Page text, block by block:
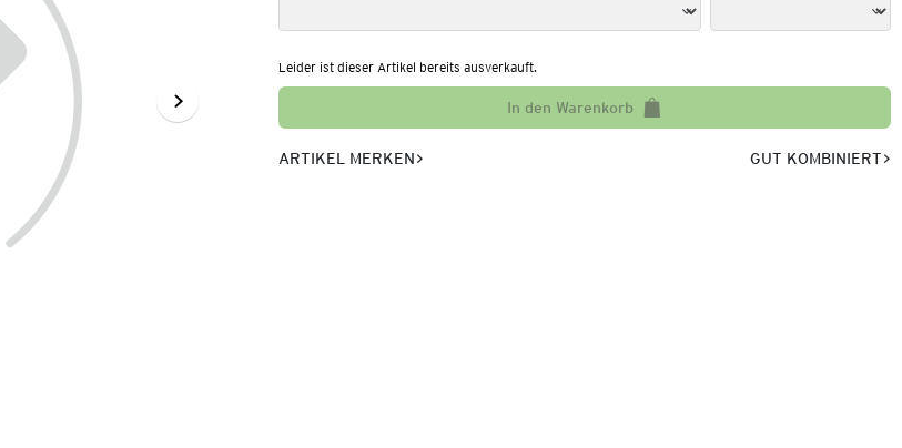
Leider ist dieser Artikel bereits ausverkauft.
In den Warenkorb
ARTIKEL MERKEN GUT KOMBINIERT